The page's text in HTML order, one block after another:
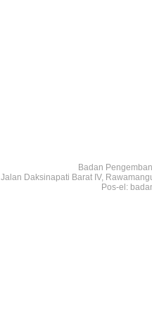
Badan
Jalan Daksinapati Barat IV,
Pos-el: